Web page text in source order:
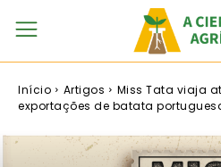
Início Artigos
Miss Tata viaja
exportações de batata